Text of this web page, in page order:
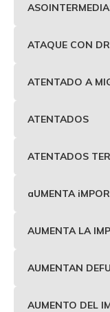
ATAQUE CON
ATENTADO A
ATENTADOS
ATENTADOS
aUMENTA
AUMENTA LA
AUMENTAN
AUMENTO DEL